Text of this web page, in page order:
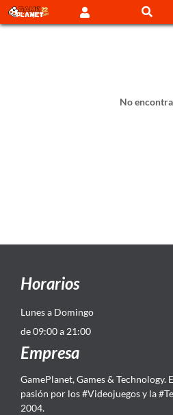
No
Horarios
Lunes a Domingo
de 09:00 a 21:00
Empresa
GamePlanet, Games &
pasión por los #Videojuegos y la
2004.